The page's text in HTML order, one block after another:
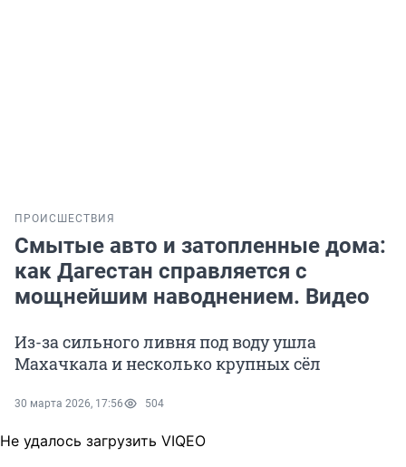
ПРОИСШЕСТВИЯ
Смытые авто и затопленные дома:
как Дагестан справляется с
мощнейшим наводнением. Видео
Из-за сильного ливня под воду ушла
Махачкала и несколько крупных сёл
30 марта 2026, 17:56 504
Не удалось загрузить VIQEO